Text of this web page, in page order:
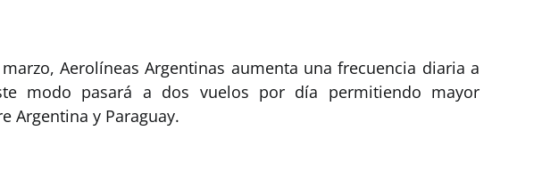
Aerolíneas Argentinas aumenta una frecuencia diaria a
modo pasará a dos vuelos por día permitiendo mayor
Argentina y Paraguay.